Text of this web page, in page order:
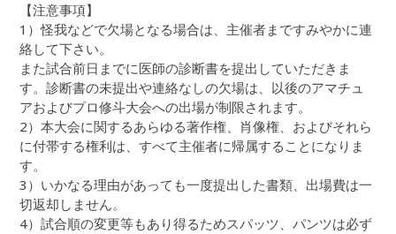
【注意事項】
1）怪我などで欠場となる場合は、主催者まですみやかに連
絡して下さい。
また試合前日までに医師の診断書を提出していただきま
す。診断書の未提出や連絡なしの欠場は、以後のアマチュ
アおよびプロ修斗大会への出場が制限されます。
2）本大会に関するあらゆる著作権、肖像権、およびそれら
に付帯する権利は、すべて主催者に帰属することになりま
す。
3）いかなる理由があっても一度提出した書類、出場費は一
切返却しません。
4）試合順の変更等もあり得るためスパッツ、パンツは必ず